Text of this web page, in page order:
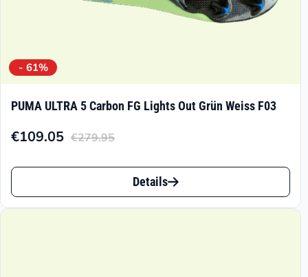
- 61%
PUMA ULTRA 5 Carbon FG Lights Out Grün Weiss F03
€279.95
Ursprünglicher
Preis
€279.95
€109.05
Aktueller
Preis
€109.05.
Dieses
Produkt
Details